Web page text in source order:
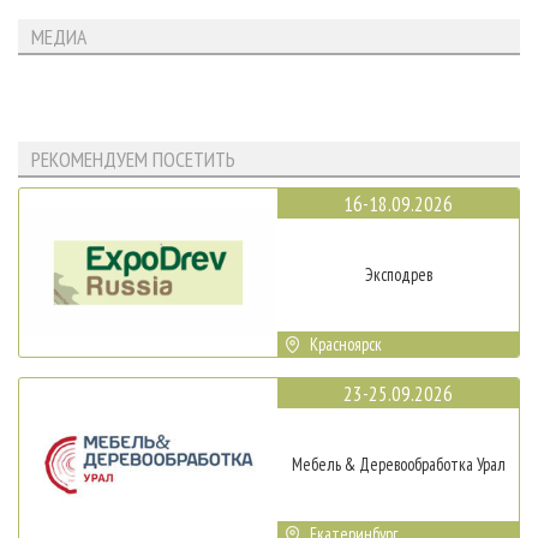
МЕДИА
РЕКОМЕНДУЕМ ПОСЕТИТЬ
16-18.09.2026
Эксподрев
Красноярск
23-25.09.2026
Мебель & Деревообработка Урал